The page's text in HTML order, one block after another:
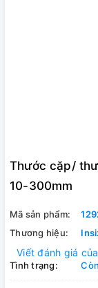
Thước cặp/
10-300mm
Mã sản phẩm:
Thương hiệu:
Viết đánh giá
Tình trạng: